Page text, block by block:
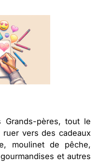
pères, tout le
vers des cadeaux
moulinet de pêche,
et autres